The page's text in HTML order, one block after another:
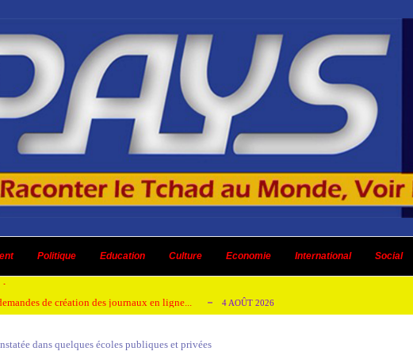
Politique Education Culture Economie International Social
AOÛT 2026
honorer son ancien leader 2 AOÛT 2026
de création des journaux en ligne... 4 AOÛT 2026
un dividende ni une quelconque plus-... 3 AOÛT 2026
dans quelques écoles publiques et privées